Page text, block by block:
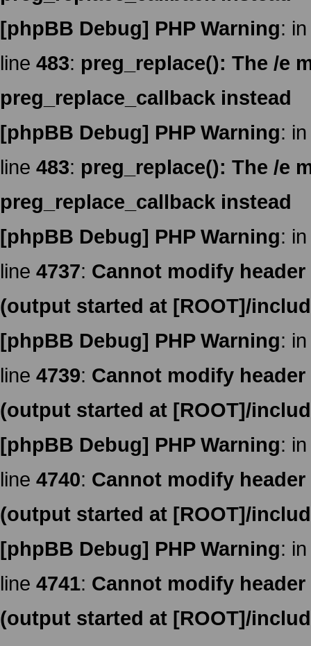
[phpBB Debug] PHP Warning:
line 483: preg_replace(): The /e
preg_replace_callback instead
[phpBB Debug] PHP Warning:
line 483: preg_replace(): The /e
preg_replace_callback instead
[phpBB Debug] PHP Warning:
line 4737: Cannot modify
(output started at [ROOT]/
[phpBB Debug] PHP Warning:
line 4739: Cannot modify
(output started at [ROOT]/
[phpBB Debug] PHP Warning:
line 4740: Cannot modify
(output started at [ROOT]/
[phpBB Debug] PHP Warning:
line 4741: Cannot modify
(output started at [ROOT]/